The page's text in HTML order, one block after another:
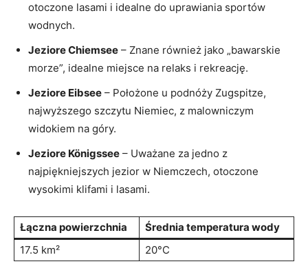
otoczone lasami i ⁣idealne do uprawiania sportów
wodnych.
Jeziore Chiemsee – Znane również jako „bawarskie
morze”, idealne miejsce na relaks i rekreację.
Jeziore Eibsee – Położone ⁢u podnóży Zugspitze,
najwyższego szczytu Niemiec, z malowniczym
widokiem na góry.
Jeziore Königssee – Uważane za jedno z
najpiękniejszych jezior w Niemczech, otoczone
wysokimi klifami i lasami.
Łączna powierzchnia
Średnia temperatura wody
17.5 km²
20°C